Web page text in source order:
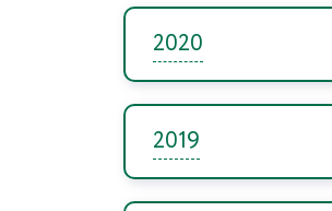
2020
2019